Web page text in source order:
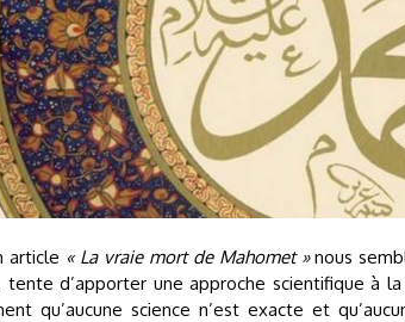
article « La vraie mort de Mahomet »nous
tente d’apporter une approche scientifique à
qu’aucune science n’est exacte et